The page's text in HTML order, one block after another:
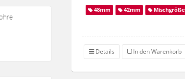
48mm 42mm Mischgröße
Details In den Warenkorb